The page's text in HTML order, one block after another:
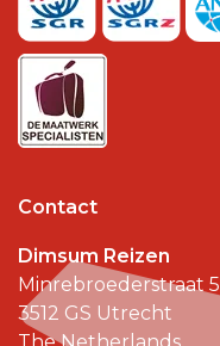
Contact
Dimsum Reizen
Minrebroederstraat 5
3512 GS Utrecht